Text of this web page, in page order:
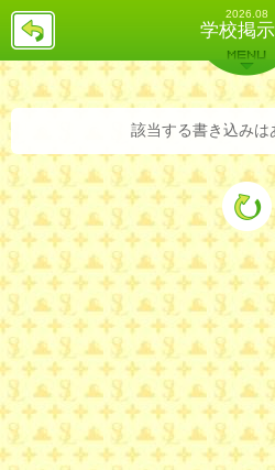
2026.08
学校掲
戻
バックナンバー 詳細検索 ラ
MENU
該当する書き込みは